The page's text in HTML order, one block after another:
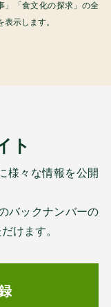
」「食文化の探求」の全
示します。
ト
様々な情報を公開
バックナンバーの
けます。